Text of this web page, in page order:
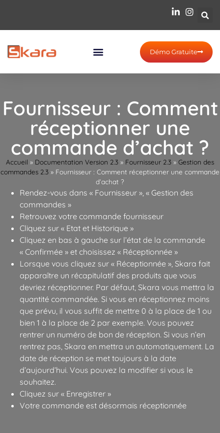
Démo Gratuite
Fournisseur : Comment
réceptionner une
commande d’achat ?
Accueil » Documentation Version 2.3 » Fournisseur 2.3 » Gestion des
commandes 2.3 » Fournisseur : Comment réceptionner une commande
d’achat ?
Rendez-vous dans « Fournisseur », « Gestion des
commandes »
Retrouvez votre commande fournisseur
Cliquez sur « Etat et Historique »
Cliquez en bas à gauche sur l’état de la commande
« Confirmée » et choisissez « Réceptionnée »
Lorsque vous cliquez sur « Réceptionnée », Skara fait
apparaître un récapitulatif des produits que vous
devriez réceptionner. Par défaut, Skara vous mettra la
quantité commandée. Si vous en réceptionnez moins
que prévu, il vous suffit de mettre 0 à la place de 1 ou
bien 1 à la place de 2 par exemple. Vous pouvez
rentrer un numéro de bon de réception. Si vous n’en
rentrez pas, Skara en mettra un automatiquement. La
date de réception se met toujours à la date
d’aujourd’hui. Vous pouvez la modifier si vous le
souhaitez.
Cliquez sur « Enregistrer »
Votre commande est désormais réceptionnée